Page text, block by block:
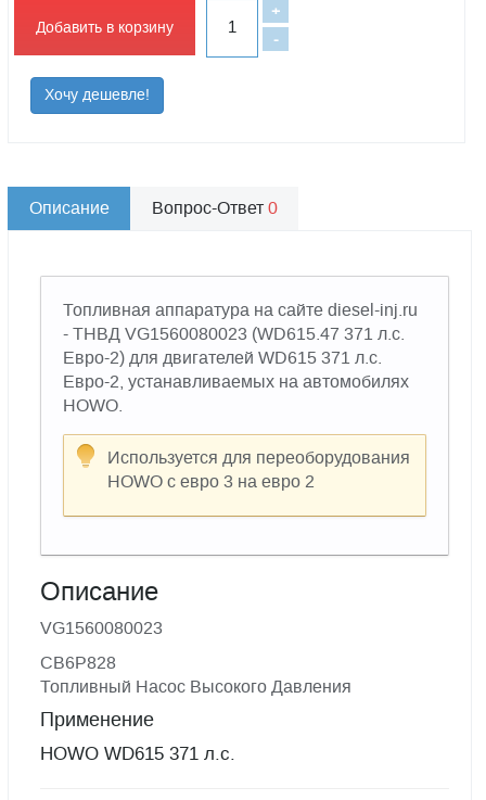
Добавить в корзину
-
+
Хочу дешевле!
Описание Вопрос-Ответ0
Топливная аппаратура на сайте diesel-inj.ru
- ТНВД VG1560080023 (WD615.47 371 л.с.
Евро-2) для двигателей WD615 371 л.с.
Евро-2, устанавливаемых на автомобилях
HOWO.
Используется для переоборудования
HOWO с евро 3 на евро 2
Описание
VG1560080023
CB6P828
Топливный Насос Высокого Давления
Применение
HOWO WD615 371 л.с.